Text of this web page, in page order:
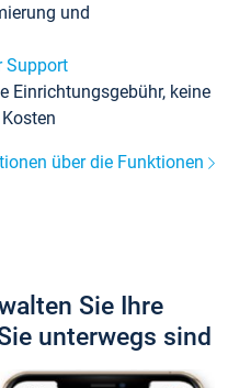
und
Support
Einrichtungsgebühr, keine
über die Funktionen
Sie Ihre
unterwegs sind